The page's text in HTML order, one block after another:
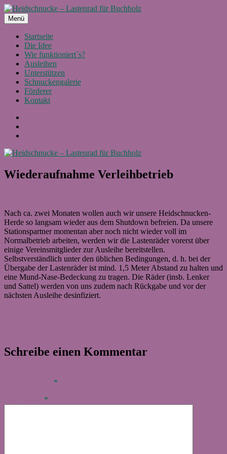
Zum
Inhalt
springen
Heidschnucke – Lastenrad für Buchholz
Ein Projekt von Buchholz fährt Rad e.V.
Menü
Startseite
Die Idee
Wie funktioniert´s?
Ausleihen
Unterstützen
Schnuckengalerie
Förderer
Kontakt
Wiederaufnahme Verleihbetrieb
Nach ca. zwei Monaten wollen auch wir unsere Heidschnucken-
Herde so langsam wieder aus dem Shutdown befreien. Da unsere
Stationspartner momentan aber noch nicht wieder voll im
Normalbetrieb arbeiten, werden wir die Lastenräder vorerst über
einige Vereinsmitglieder zur Ausleihe bereitstellen.
Selbstverständlich unter den üblichen Bedingungen, d. h. bei der
Übergabe der Lastenräder ist mind. 1,5 Meter Abstand zu halten und
eine Mund-Nase-Bedeckung zu tragen. Die Räder (insb. Lenker
und Sattel) werden von uns zudem nach Rückgabe und vor der
nächsten Ausleihe desinfiziert.
Schreibe einen Kommentar
*
*